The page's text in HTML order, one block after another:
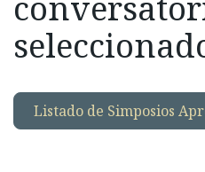
Listado de Simposios